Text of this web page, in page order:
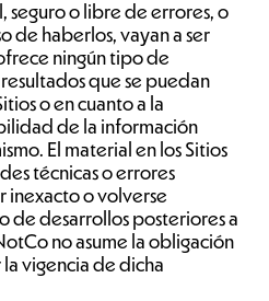
o libre de errores, o
de haberlos, vayan a ser
ningún tipo de
que se puedan
o en cuanto a la
de la información
El material en los Sitios
técnicas o errores
inexacto o volverse
de desarrollos posteriores a
no asume la obligación
vigencia de dicha